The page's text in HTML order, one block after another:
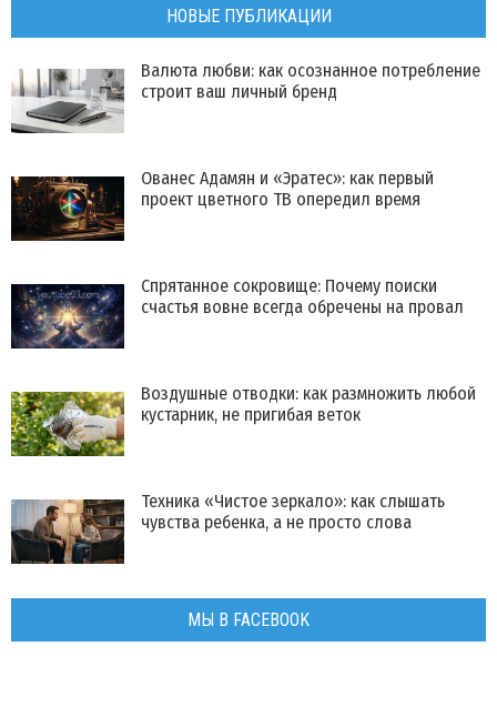
НОВЫЕ ПУБЛИКАЦИИ
Валюта любви: как осознанное потребление
строит ваш личный бренд
Ованес Адамян и «Эратес»: как первый
проект цветного ТВ опередил время
Спрятанное сокровище: Почему поиски
счастья вовне всегда обречены на провал
Воздушные отводки: как размножить любой
кустарник, не пригибая веток
Техника «Чистое зеркало»: как слышать
чувства ребенка, а не просто слова
МЫ В FACEBOOK